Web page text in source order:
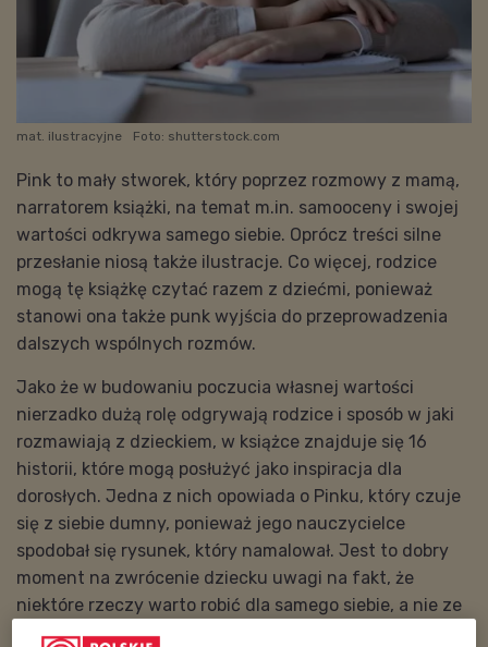
mat. ilustracyjne Foto: shutterstock.com
Pink to mały stworek, który poprzez rozmowy z mamą,
narratorem książki, na temat m.in. samooceny i swojej
wartości odkrywa samego siebie. Oprócz treści silne
przesłanie niosą także ilustracje. Co więcej, rodzice
mogą tę książkę czytać razem z dziećmi, ponieważ
stanowi ona także punk wyjścia do przeprowadzenia
dalszych wspólnych rozmów.
Jako że w budowaniu poczucia własnej wartości
nierzadko dużą rolę odgrywają rodzice i sposób w jaki
rozmawiają z dzieckiem, w książce znajduje się 16
historii, które mogą posłużyć jako inspiracja dla
dorosłych. Jedna z nich opowiada o Pinku, który czuje
się z siebie dumny, ponieważ jego nauczycielce
spodobał się rysunek, który namalował. Jest to dobry
moment na zwrócenie dziecku uwagi na fakt, że
niektóre rzeczy warto robić dla samego siebie, a nie ze
względu na chęć bycia docenionym przez innych.